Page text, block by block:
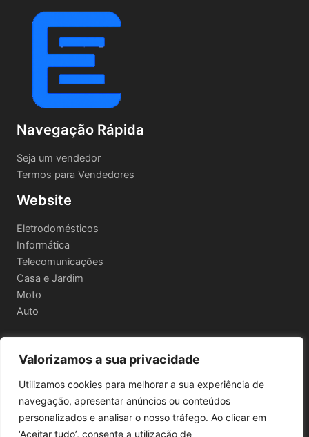
Valorizamos a sua privacidade
Utilizamos cookies para melhorar a sua experiência de
navegação, apresentar anúncios ou conteúdos
personalizados e analisar o nosso tráfego. Ao clicar em
‘Aceitar tudo’, consente a utilização de
Navegação Rápida
Seja um vendedor
Termos para Vendedores
Website
Eletrodomésticos
Informática
Telecomunicações
Casa e Jardim
Moto
Auto
Informações Legais
Política de privacidade
Termos e Condições
Política de Envio e Devoluções